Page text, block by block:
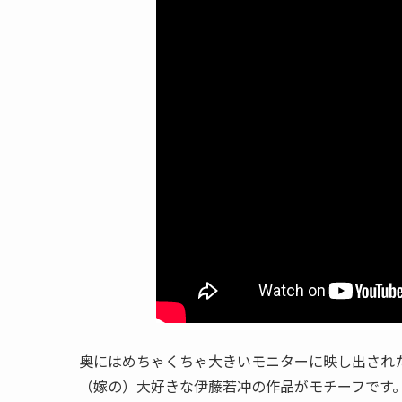
奥にはめちゃくちゃ大きいモニターに映し出され
（嫁の）大好きな伊藤若冲の作品がモチーフです。